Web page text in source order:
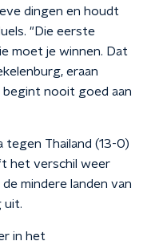
dingen en houdt
"Die eerste
moet je winnen. Dat
eraan
nooit goed aan
tegen Thailand (13-0)
het verschil weer
mindere landen van
uit.
in het